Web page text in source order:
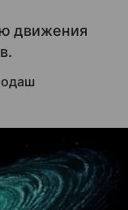
движения